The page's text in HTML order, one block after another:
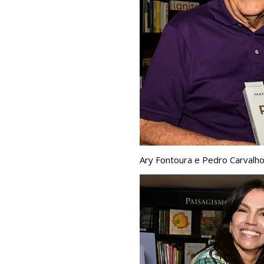
Ary Fontoura e Pedro Carvalho